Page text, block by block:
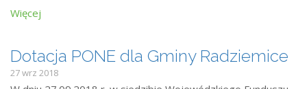
Więcej
Dotacja PONE dla Gminy Radziemice
27 wrz 2018